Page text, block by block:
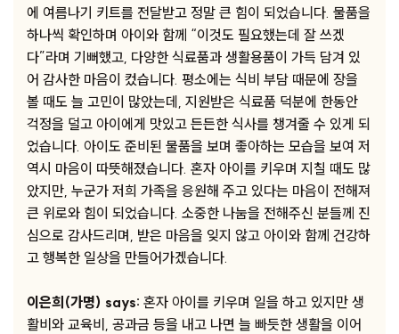
에 여름나기 키트를 전달받고 정말 큰 힘이 되었습니다. 물품을
하나씩 확인하며 아이와 함께 “이것도 필요했는데 잘 쓰겠
다”라며 기뻐했고, 다양한 식료품과 생활용품이 가득 담겨 있
어 감사한 마음이 컸습니다. 평소에는 식비 부담 때문에 장을
볼 때도 늘 고민이 많았는데, 지원받은 식료품 덕분에 한동안
걱정을 덜고 아이에게 맛있고 든든한 식사를 챙겨줄 수 있게 되
었습니다. 아이도 준비된 물품을 보며 좋아하는 모습을 보여 저
역시 마음이 따뜻해졌습니다. 혼자 아이를 키우며 지칠 때도 많
았지만, 누군가 저희 가족을 응원해 주고 있다는 마음이 전해져
큰 위로와 힘이 되었습니다. 소중한 나눔을 전해주신 분들께 진
심으로 감사드리며, 받은 마음을 잊지 않고 아이와 함께 건강하
고 행복한 일상을 만들어가겠습니다.
이은희(가명) says: 혼자 아이를 키우며 일을 하고 있지만 생
활비와 교육비, 공과금 등을 내고 나면 늘 빠듯한 생활을 이어